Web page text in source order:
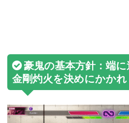
豪鬼の基本方針：端
金剛灼火を決めにかかれ